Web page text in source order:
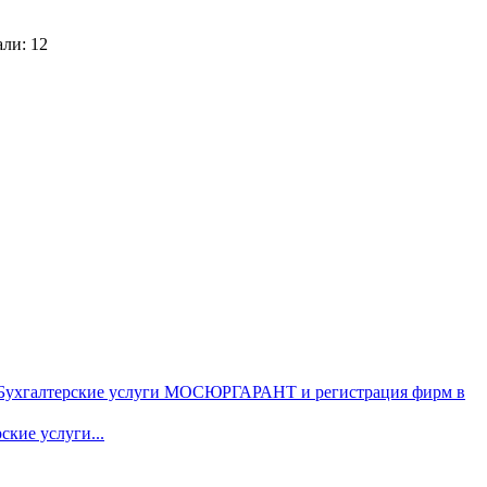
12
услуги МОСЮРГАРАНТ и регистрация фирм в
услуги...